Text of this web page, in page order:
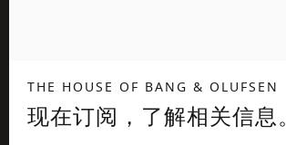
THE HOUSE OF BANG & OLUFSEN
现在订阅，了解相关信息。